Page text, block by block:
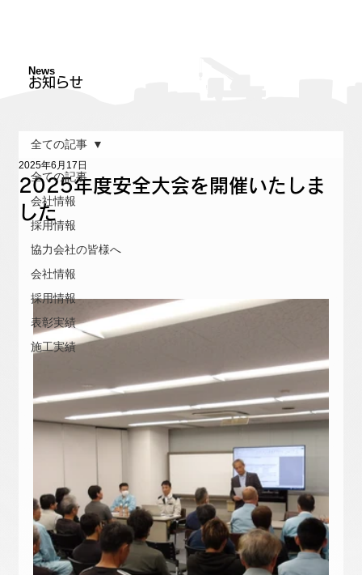
News
お知らせ
全ての記事
会社情報
採用情報
協力会社の皆様へ
会社情報
採用情報
表彰実績
施工実績
全ての記事
2025年度安全大会を開催いたしま
した
2025年6月17日